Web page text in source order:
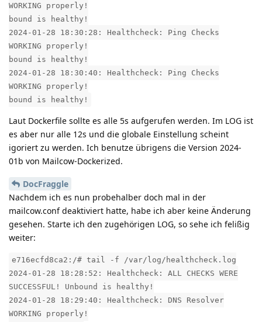
WORKING properly!
bound is healthy!
2024-01-28 18:30:28: Healthcheck: Ping Checks
WORKING properly!
bound is healthy!
2024-01-28 18:30:40: Healthcheck: Ping Checks
WORKING properly!
bound is healthy!
Laut Dockerfile sollte es alle 5s aufgerufen werden. Im LOG ist
es aber nur alle 12s und die globale Einstellung scheint
igoriert zu werden. Ich benutze übrigens die Version 2024-
01b von Mailcow-Dockerized.
DocFraggle
Nachdem ich es nun probehalber doch mal in der
mailcow.conf deaktiviert hatte, habe ich aber keine Änderung
gesehen. Starte ich den zugehörigen LOG, so sehe ich felißig
weiter:
e716ecfd8ca2:/# tail -f /var/log/healthcheck.log
2024-01-28 18:28:52: Healthcheck: ALL CHECKS WERE
SUCCESSFUL! Unbound is healthy!
2024-01-28 18:29:40: Healthcheck: DNS Resolver
WORKING properly!